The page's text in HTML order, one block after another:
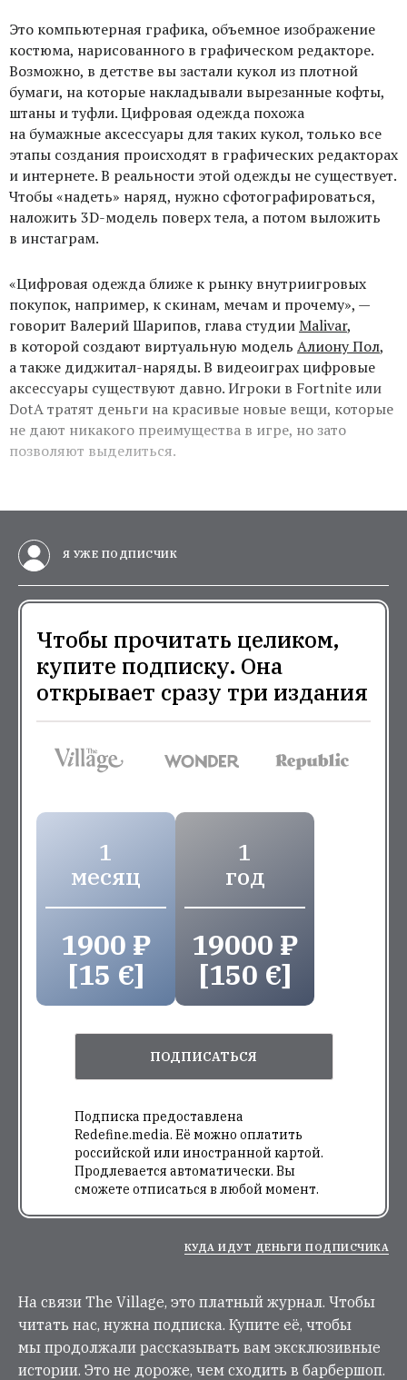
Это компьютерная графика, объемное изображение
костюма, нарисованного в графическом редакторе.
Возможно, в детстве вы застали кукол из плотной
бумаги, на которые накладывали вырезанные кофты,
штаны и туфли. Цифровая одежда похожа
на бумажные аксессуары для таких кукол, только все
этапы создания происходят в графических редакторах
и интернете. В реальности этой одежды не существует.
Чтобы «надеть» наряд, нужно сфотографироваться,
наложить 3D-модель поверх тела, а потом выложить
в инстаграм.
«Цифровая одежда ближе к рынку внутриигровых
покупок, например, к скинам, мечам и прочему», —
говорит Валерий Шарипов, глава студииMalivar,
в которой создают виртуальную модель Алиону Пол,
а также диджитал-наряды. В видеоиграх цифровые
аксессуары существуют давно. Игроки в Fortnite или
DotAтратят деньги на красивые новые вещи, которые
не дают никакого преимущества в игре, но зато
позволяют выделиться.
Я УЖЕ ПОДПИСЧИК
Чтобы прочитать целиком,
купите подписку. Она
открывает сразу три издания
1
месяц
1900 ₽
[15 €]
1
год
19000 ₽
[150 €]
ПОДПИСАТЬСЯ
Подписка предоставлена
Redefine.media. Её можно оплатить
российской или иностранной картой.
Продлевается автоматически. Вы
сможете отписаться в любой момент.
КУДА ИДУТ ДЕНЬГИ ПОДПИСЧИКА
На связи The Village, это платный журнал. Чтобы
читать нас, нужна подписка. Купите её, чтобы
мы продолжали рассказывать вам эксклюзивные
истории. Это не дороже, чем сходить в барбершоп.